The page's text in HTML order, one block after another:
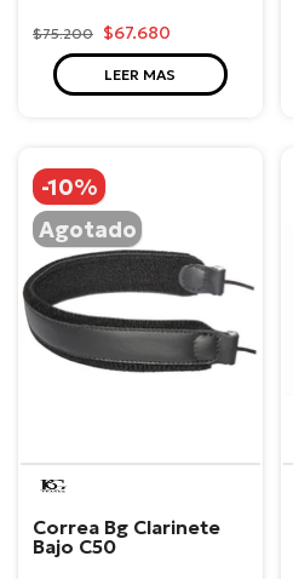
$75.200 $67.680
LEER MAS
-10%
Agotado
Correa Bg Clarinete
Bajo C50